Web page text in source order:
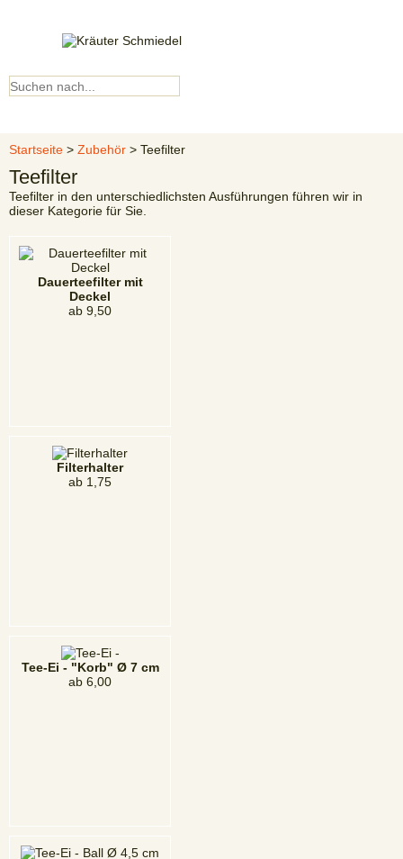
Startseite > Zubehör > Teefilter
Teefilter
Teefilter in den unterschiedlichsten Ausführungen führen wir in
dieser Kategorie für Sie.
Dauerteefilter mit
Deckel
ab 9,50
Filterhalter
ab 1,75
Tee-Ei - "Korb" Ø 7 cm
ab 6,00